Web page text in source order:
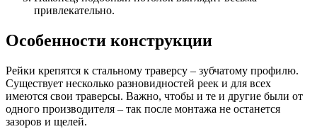
привлекательно.
Особенности конструкции
Рейки крепятся к стальному траверсу – зубчатому профилю.
Существует несколько разновидностей реек и для всех
имеются свои траверсы. Важно, чтобы и те и другие были от
одного производителя – так после монтажа не останется
зазоров и щелей.